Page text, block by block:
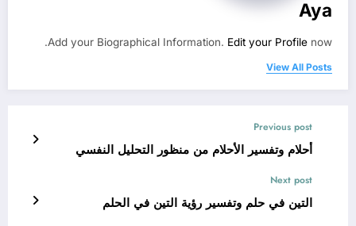
Aya
Add your Biographical Information. Edit your Profile now.
View All Posts
Previous post
أحلام وتفسير الأحلام من منظور التحليل النفسي
Next post
التين في حلم وتفسير رؤية التين في الحلم